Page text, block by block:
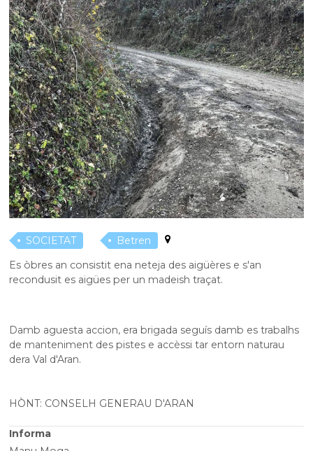
SOCIETAT
Betren
Es òbres an consistit ena neteja des aigüères e s'an
recondusit es aigües per un madeish traçat.
Damb aguesta accion, era brigada seguís damb es trabalhs
de manteniment des pistes e accèssi tar entorn naturau
dera Val d'Aran.
HÒNT: CONSELH GENERAU D'ARAN
Informa